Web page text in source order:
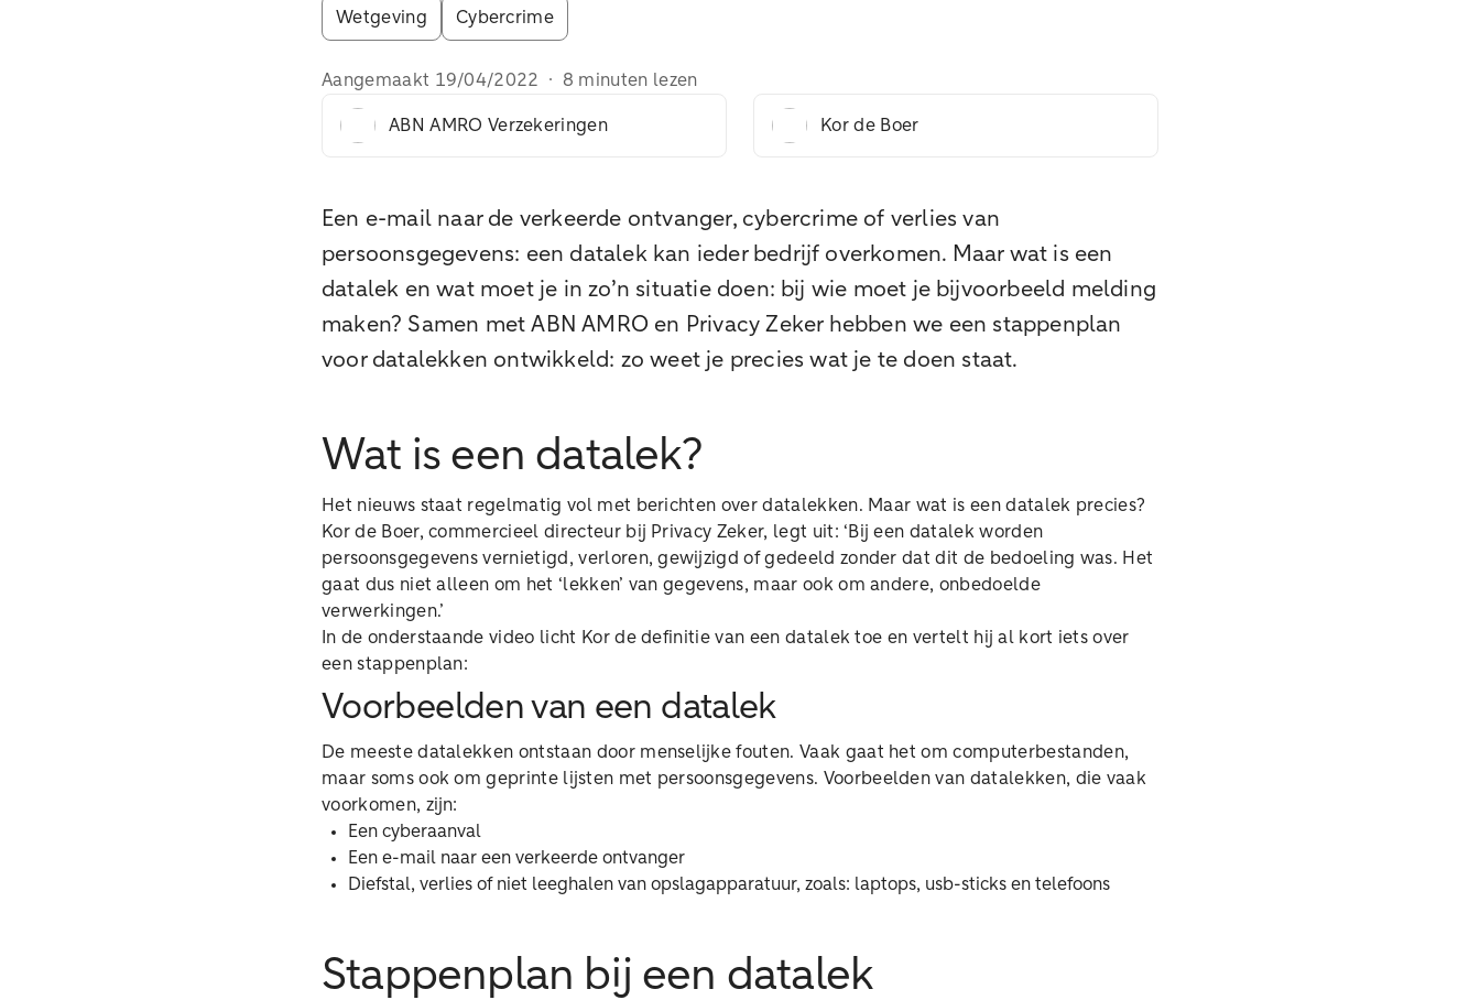
Wetgeving Cybercrime
Aangemaakt 19/04/2022 · 8 minuten lezen
ABN AMRO Verzekeringen Kor de Boer
Een e-mail naar de verkeerde ontvanger, cybercrime of verlies van
persoonsgegevens: een datalek kan ieder bedrijf overkomen. Maar wat is een
datalek en wat moet je in zo’n situatie doen: bij wie moet je bijvoorbeeld melding
maken? Samen met ABN AMRO en Privacy Zeker hebben we een stappenplan
voor datalekken ontwikkeld: zo weet je precies wat je te doen staat.
Wat is een datalek?
Het nieuws staat regelmatig vol met berichten over datalekken. Maar wat is een datalek precies?
Kor de Boer, commercieel directeur bij Privacy Zeker, legt uit: ‘Bij een datalek worden
persoonsgegevens vernietigd, verloren, gewijzigd of gedeeld zonder dat dit de bedoeling was. Het
gaat dus niet alleen om het ‘lekken’ van gegevens, maar ook om andere, onbedoelde
verwerkingen.’
In de onderstaande video licht Kor de definitie van een datalek toe en vertelt hij al kort iets over
een stappenplan:
Voorbeelden van een datalek
De meeste datalekken ontstaan door menselijke fouten. Vaak gaat het om computerbestanden,
maar soms ook om geprinte lijsten met persoonsgegevens. Voorbeelden van datalekken, die vaak
voorkomen, zijn:
Een cyberaanval
Een e-mail naar een verkeerde ontvanger
Diefstal, verlies of niet leeghalen van opslagapparatuur, zoals: laptops, usb-sticks en telefoons
Stappenplan bij een datalek